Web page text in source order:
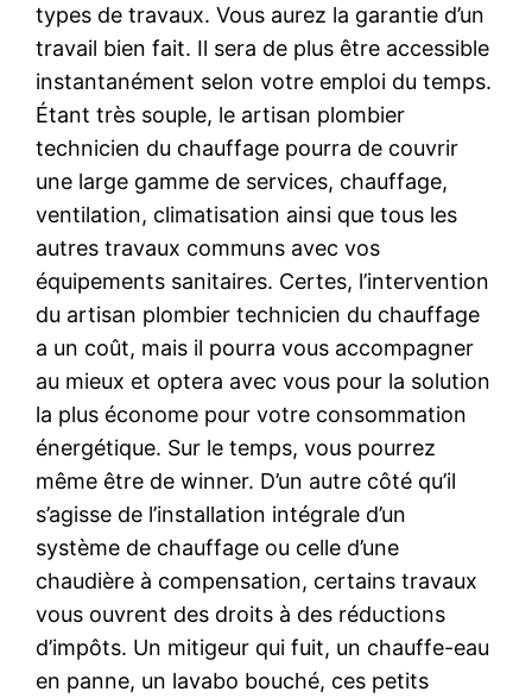
types de travaux. Vous aurez la garantie d’un
travail bien fait. Il sera de plus être accessible
instantanément selon votre emploi du temps.
Étant très souple, le artisan plombier
technicien du chauffage pourra de couvrir
une large gamme de services, chauffage,
ventilation, climatisation ainsi que tous les
autres travaux communs avec vos
équipements sanitaires. Certes, l’intervention
du artisan plombier technicien du chauffage
a un coût, mais il pourra vous accompagner
au mieux et optera avec vous pour la solution
la plus économe pour votre consommation
énergétique. Sur le temps, vous pourrez
même être de winner. D’un autre côté qu’il
s’agisse de l’installation intégrale d’un
système de chauffage ou celle d’une
chaudière à compensation, certains travaux
vous ouvrent des droits à des réductions
d’impôts. Un mitigeur qui fuit, un chauffe-eau
en panne, un lavabo bouché, ces petits